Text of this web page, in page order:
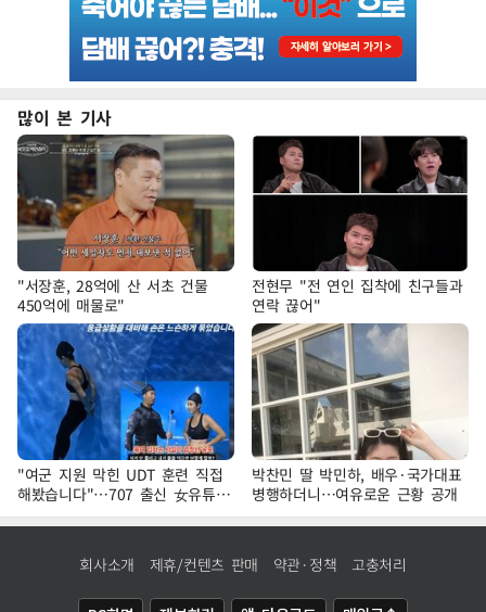
많이 본 기사
"서장훈, 28억에 산 서초 건물
450억에 매물로"
전현무 "전 연인 집착에 친구들과
연락 끊어"
"여군 지원 막힌 UDT 훈련 직접
해봤습니다"…707 출신 女유튜버
'완벽 소화'
박찬민 딸 박민하, 배우·국가대표
병행하더니…여유로운 근황 공개
회사소개 제휴/컨텐츠 판매 약관·정책 고충처리